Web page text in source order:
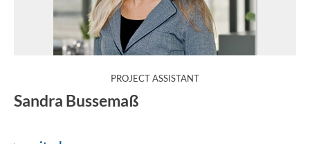
PROJECT ASSISTANT:
Sandra Bussemaß